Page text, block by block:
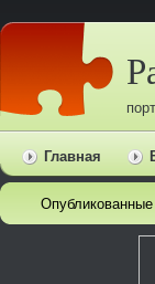
Главная
Опубликованные